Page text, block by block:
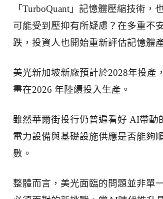
「TurboQuant」記憶體壓縮技術
可能受到壓抑有所疑慮？在多重不
跌，投資人也開始重新評估記憶體
美光新加坡新廠預計於2028年投產
畫在2026 年陸續投入生產。
雖然華爾街投行仍普遍看好 AI帶動
電力設備與基礎設施供應是否能夠
數。
整體而言，美光面臨的問題並非單